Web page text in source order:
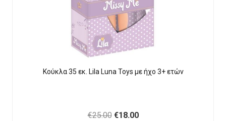
Κούκλα 35 εκ. Lila Luna Τοys με ήχο 3+ ετών
€25.00 Original
€18.00Current